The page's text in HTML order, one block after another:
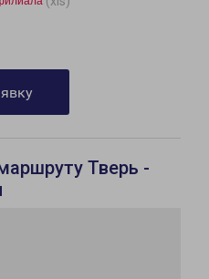
Тверь -